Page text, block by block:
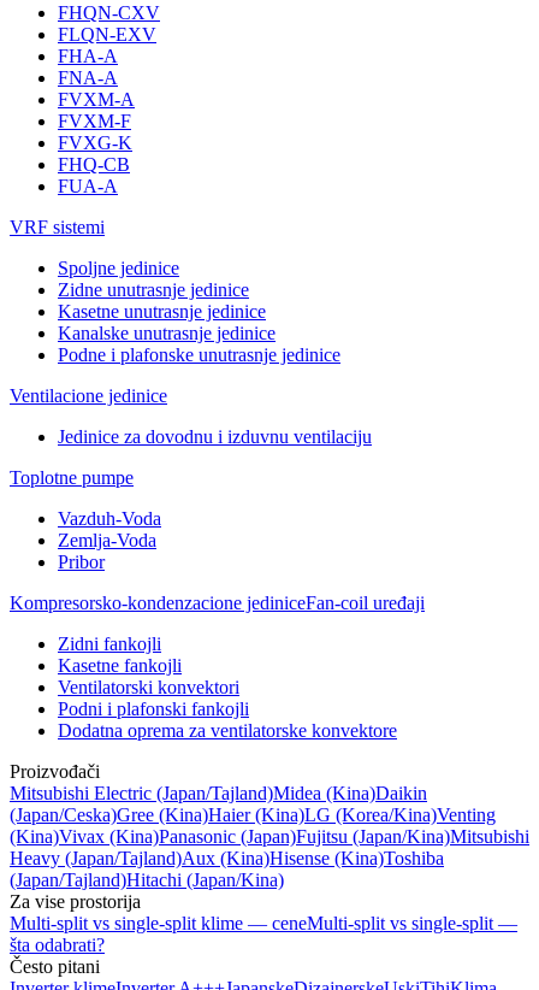
FHQN-CXV
FLQN-EXV
FHA-A
FNA-A
FVXM-A
FVXM-F
FVXG-K
FHQ-CB
FUA-A
VRF sistemi
Spoljne jedinice
Zidne unutrasnje jedinice
Kasetne unutrasnje jedinice
Kanalske unutrasnje jedinice
Podne i plafonske unutrasnje jedinice
Ventilacione jedinice
Jedinice za dovodnu i izduvnu ventilaciju
Toplotne pumpe
Vazduh-Voda
Zemlja-Voda
Pribor
Kompresorsko-kondenzacione jediniceFan-coil uređaji
Zidni fankojli
Kasetne fankojli
Ventilatorski konvektori
Podni i plafonski fankojli
Dodatna oprema za ventilatorske konvektore
Proizvođači
Mitsubishi Electric (Japan/Tajland)Midea (Kina)Daikin
(Japan/Ceska)Gree (Kina)Haier (Kina)LG (Korea/Kina)Venting
(Kina)Vivax (Kina)Panasonic (Japan)Fujitsu (Japan/Kina)Mitsubishi
Heavy (Japan/Tajland)Aux (Kina)Hisense (Kina)Toshiba
(Japan/Tajland)Hitachi (Japan/Kina)
Za vise prostorija
Multi-split vs single-split klime — ceneMulti-split vs single-split —
šta odabrati?
Često pitani